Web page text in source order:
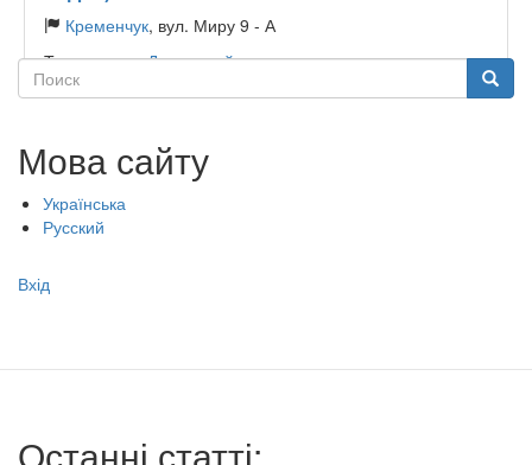
Кременчук, вул. Миру 9 - А
Тип садочку:Державний
Поиск Поиск
Мова сайту
Українська
Русский
Меню
записи
Вхід